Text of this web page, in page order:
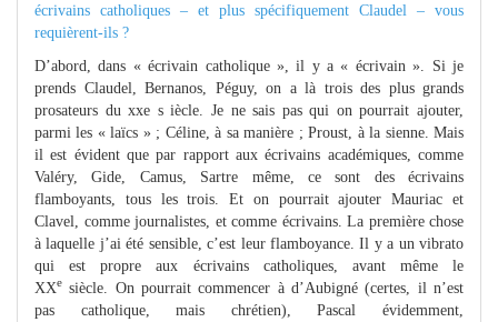
écrivains catholiques – et plus spécifiquement Claudel – vous
requièrent-ils ?
D’abord, dans « écrivain catholique », il y a « écrivain ». Si je
prends Claudel, Bernanos, Péguy, on a là trois des plus grands
prosateurs du xxe s iècle. Je ne sais pas qui on pourrait ajouter,
parmi les « laïcs » ; Céline, à sa manière ; Proust, à la sienne. Mais
il est évident que par rapport aux écrivains académiques, comme
Valéry, Gide, Camus, Sartre même, ce sont des écrivains
flamboyants, tous les trois. Et on pourrait ajouter Mauriac et
Clavel, comme journalistes, et comme écrivains. La première chose
à laquelle j’ai été sensible, c’est leur flamboyance. Il y a un vibrato
qui est propre aux écrivains catholiques, avant même le
XXe siècle. On pourrait commencer à d’Aubigné (certes, il n’est
pas catholique, mais chrétien), Pascal évidemment,